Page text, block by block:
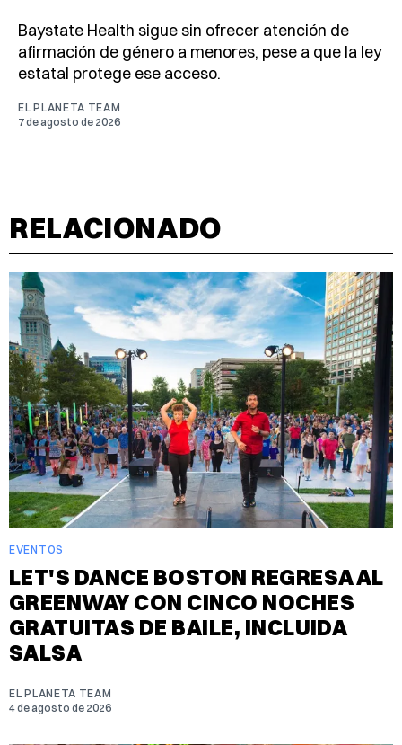
Baystate Health sigue sin ofrecer atención de
afirmación de género a menores, pese a que la ley
estatal protege ese acceso.
EL PLANETA TEAM
7 de agosto de 2026
RELACIONADO
EVENTOS
LET'S DANCE BOSTON REGRESA AL
GREENWAY CON CINCO NOCHES
GRATUITAS DE BAILE, INCLUIDA
SALSA
EL PLANETA TEAM
4 de agosto de 2026